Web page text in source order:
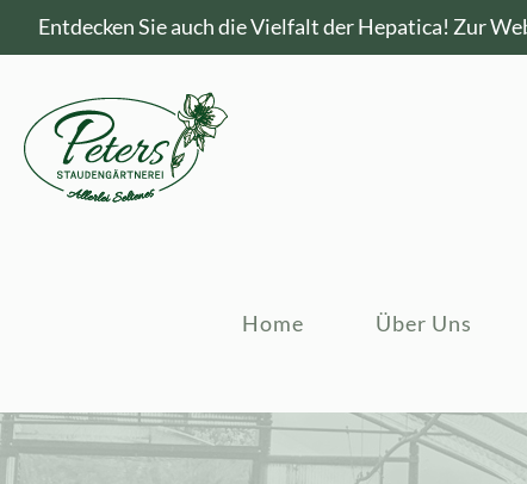
Entdecken Sie auch die Vielfalt der Hepatica! Zur
Home Über Uns